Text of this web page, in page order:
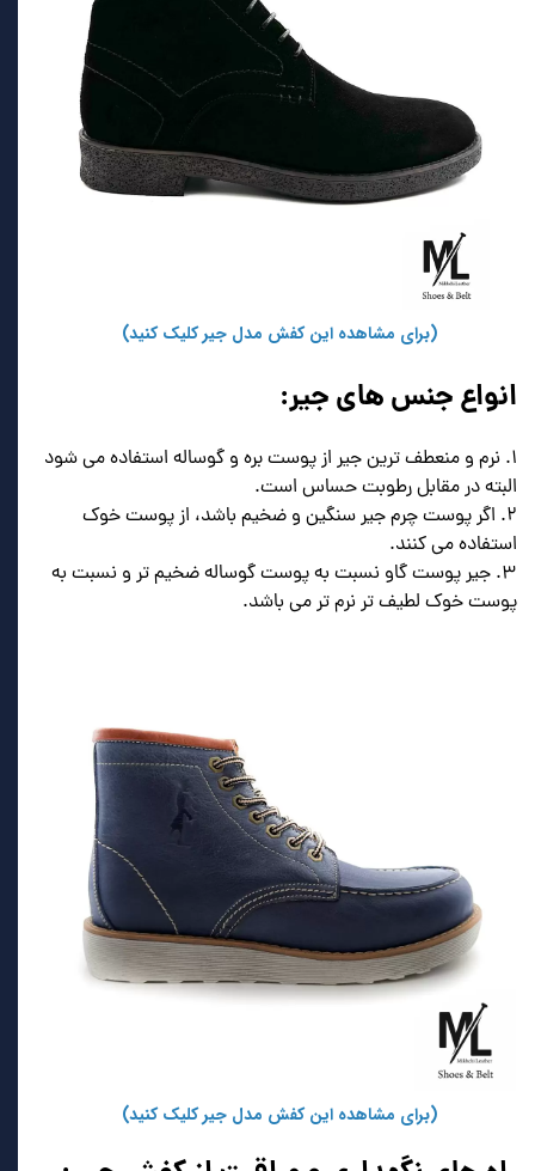
(برای مشاهده این کفش مدل جیر کلیک کنید)
انواع جنس های جیر:
۱. نرم و منعطف ترین جیر از پوست بره و گوساله استفاده می شود
البته در مقابل رطوبت حساس است.
۲. اگر پوست چرم جیر سنگین و ضخیم باشد، از پوست خوک
استفاده می کنند.
۳. جیر پوست گاو نسبت به پوست گوساله ضخیم تر و نسبت به
پوست خوک لطیف تر نرم تر می باشد.
(برای مشاهده این کفش مدل جیر کلیک کنید)